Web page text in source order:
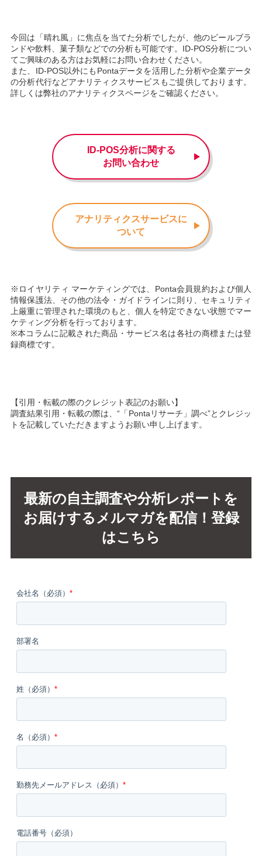
今回は「晴れ風」に焦点を当てた分析でしたが、他のビールブラ
ンドや飲料、菓子類などでの分析も可能です。ID-POS分析につい
てご興味のある方はお気軽にお問い合わせください。
また、ID-POS以外にもPontaデータを活用した分析や企業データ
の分析代行などアナリティクスサービスもご提供しております。
詳しくは弊社のアナリティクスページをご確認ください。
ID-POS分析に関する
お問い合わせ
アナリティクスサービスに
ついて
※ロイヤリティ マーケティングでは、Ponta会員規約および個人
情報保護法、その他の法令・ガイドラインに則り、セキュリティ
上厳重に管理された環境のもと、個人を特定できない状態でマー
ケティング分析を行っております。
※本コラムに記載された商品・サービス名は各社の商標または登
録商標です。
【引用・転載の際のクレジット表記のお願い】
調査結果引用・転載の際は、“「Pontaリサーチ」調べ”とクレジッ
トを記載していただきますようお願い申し上げます。
最新の自主調査や分析レポートを
お届けするメルマガを配信！登録
はこちら